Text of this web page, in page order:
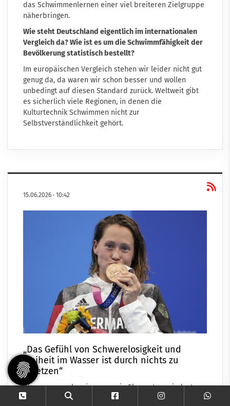
das Schwimmenlernen einer viel breiteren Zielgruppe
näherbringen.
Wie steht Deutschland eigentlich im internationalen
Vergleich da? Wie ist es um die Schwimmfähigkeit der
Bevölkerung statistisch bestellt?
Im europäischen Vergleich stehen wir leider nicht gut
genug da, da waren wir schon besser und wollen
unbedingt auf diesen Standard zurück. Weltweit gibt
es sicherlich viele Regionen, in denen die
Kulturtechnik Schwimmen nicht zur
Selbstverständlichkeit gehört.
15.06.2026 · 10:42
„Das Gefühl von Schwerelosigkeit und
Freiheit im Wasser ist durch nichts zu
ersetzen“
Wasser war schon immer mein Element, zumindest so
lange meine Erinnerung zurückreicht. Ich war eins